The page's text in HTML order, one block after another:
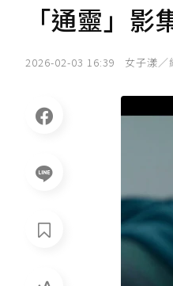
「通靈」
2026-02-03 16:39 女子漾／